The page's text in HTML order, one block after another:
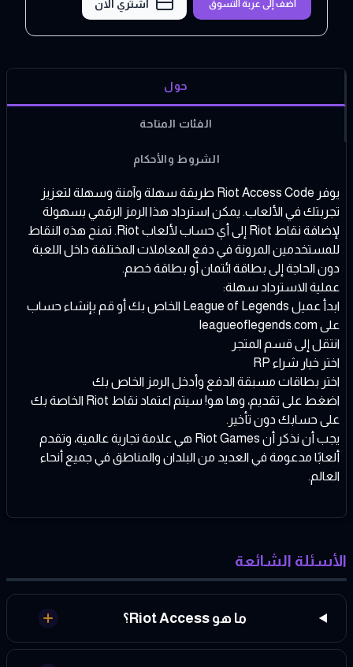
أضف إلى عربة التسوق اشتري الان
حول
الفئات المتاحة
الشروط والأحكام
يوفر Riot Access Code طريقة سهلة وآمنة وسهلة لتعزيز
تجربتك في الألعاب. يمكن استرداد هذا الرمز الرقمي بسهولة
لإضافة نقاط Riot إلى أي حساب لألعاب Riot. تمنح هذه النقاط
للمستخدمين المرونة في دفع المعاملات المختلفة داخل اللعبة
دون الحاجة إلى بطاقة ائتمان أو بطاقة خصم.
عملية الاسترداد سهلة:
ابدأ عميل League of Legends الخاص بك أو قم بإنشاء حساب
على leagueoflegends.com
انتقل إلى قسم المتجر
اختر خيار شراء RP
اختر بطاقات مسبقة الدفع وأدخل الرمز الخاص بك
اضغط على تقديم، وها هو! سيتم اعتماد نقاط Riot الخاصة بك
على حسابك دون تأخير.
يجب أن نذكر أن Riot Games هي علامة تجارية عالمية، وتقدم
ألعابًا مدعومة في العديد من البلدان والمناطق في جميع أنحاء
العالم.
الأسئلة الشائعة
ما هو Riot Access؟